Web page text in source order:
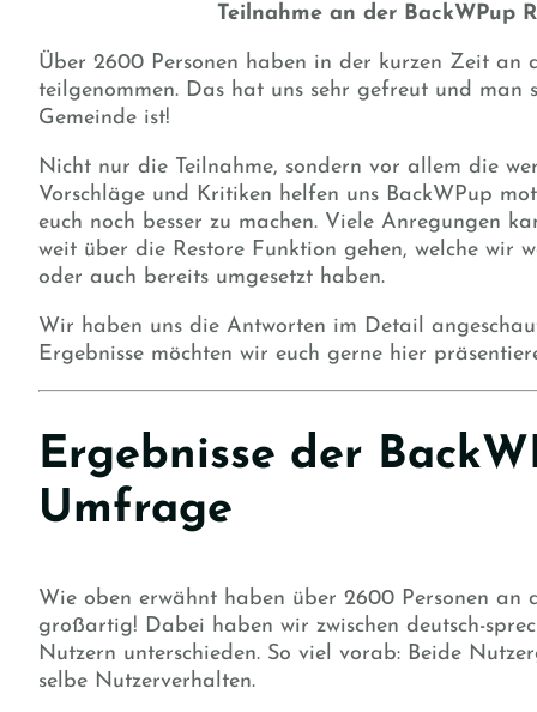
Teilnahme an der BackWPup
Über 2600 Personen haben in der kurzen Zeit an
teilgenommen. Das hat uns sehr gefreut und man
Gemeinde ist!
Nicht nur die Teilnahme, sondern vor allem die
Vorschläge und Kritiken helfen uns BackWPup
euch noch besser zu machen. Viele Anregungen
weit über die Restore Funktion gehen, welche wir
oder auch bereits umgesetzt haben.
Wir haben uns die Antworten im Detail
Ergebnisse möchten wir euch gerne hier
Ergebnisse der
Umfrage
Wie oben erwähnt haben über 2600 Personen an
großartig! Dabei haben wir zwischen deutsch-
Nutzern unterschieden. So viel vorab: Beide
selbe Nutzerverhalten.